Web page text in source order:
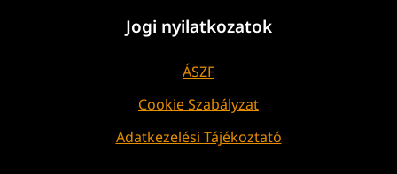
Jogi nyilatkozatok
ÁSZF
Cookie Szabályzat
Adatkezelési Tájékoztató